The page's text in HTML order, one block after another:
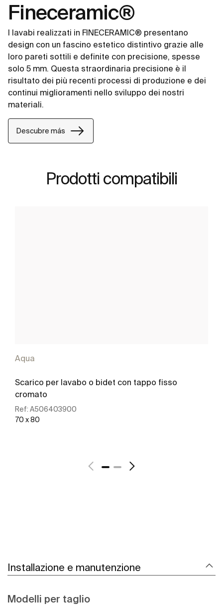
Fineceramic®
I lavabi realizzati in FINECERAMIC® presentano
design con un fascino estetico distintivo grazie alle
loro pareti sottili e definite con precisione, spesse
solo 5 mm. Questa straordinaria precisione è il
risultato dei più recenti processi di produzione e dei
continui miglioramenti nello sviluppo dei nostri
materiali.
Descubre más
Prodotti compatibili
Aqua
Scarico per lavabo o bidet con tappo fisso
cromato
Ref: A506403900
70 x 80
Installazione e manutenzione
Modelli per taglio